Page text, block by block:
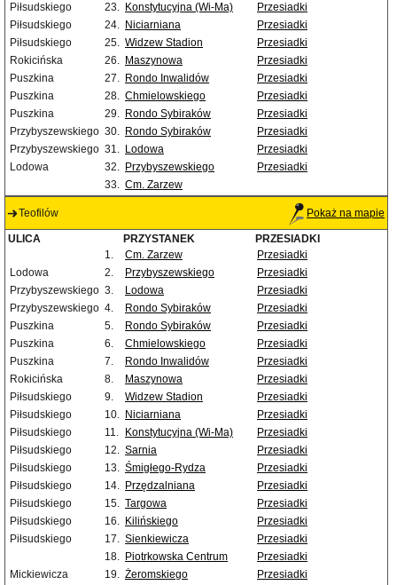
Piłsudskiego
23. Konstytucyjna (Wi-Ma)
Przesiadki
Piłsudskiego
24. Niciarniana
Przesiadki
Piłsudskiego
25. Widzew Stadion
Przesiadki
Rokicińska
26. Maszynowa
Przesiadki
Puszkina
27. Rondo Inwalidów
Przesiadki
Puszkina
28. Chmielowskiego
Przesiadki
Puszkina
29. Rondo Sybiraków
Przesiadki
Przybyszewskiego 30. Rondo Sybiraków
Przesiadki
Przybyszewskiego 31. Lodowa
Przesiadki
Lodowa
32. Przybyszewskiego
Przesiadki
33. Cm. Zarzew
Teofilów Pokaż na mapie
ULICA PRZYSTANEK
PRZESIADKI
1.
Cm. Zarzew
Przesiadki
Lodowa
2. Przybyszewskiego
Przesiadki
Przybyszewskiego 3. Lodowa
Przesiadki
Przybyszewskiego 4. Rondo Sybiraków
Przesiadki
Puszkina
5. Rondo Sybiraków
Przesiadki
Puszkina
6. Chmielowskiego
Przesiadki
Puszkina
7. Rondo Inwalidów
Przesiadki
Rokicińska
8. Maszynowa
Przesiadki
Piłsudskiego
9. Widzew Stadion
Przesiadki
Piłsudskiego
10. Niciarniana
Przesiadki
Piłsudskiego
11. Konstytucyjna (Wi-Ma)
Przesiadki
Piłsudskiego
12. Sarnia
Przesiadki
Piłsudskiego
13. Śmigłego-Rydza
Przesiadki
Piłsudskiego
14. Przędzalniana
Przesiadki
Piłsudskiego
15. Targowa
Przesiadki
Piłsudskiego
16. Kilińskiego
Przesiadki
Piłsudskiego
17. Sienkiewicza
Przesiadki
18. Piotrkowska Centrum
Przesiadki
Mickiewicza
19. Żeromskiego Przesiadki